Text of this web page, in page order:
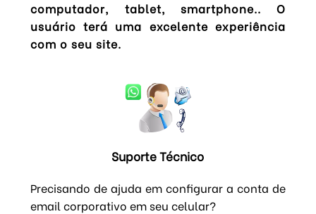
computador, tablet, smartphone.. O
usuário terá uma excelente experiência
com o seu site.
Suporte Técnico
Precisando de ajuda em configurar a conta de
email corporativo em seu celular?